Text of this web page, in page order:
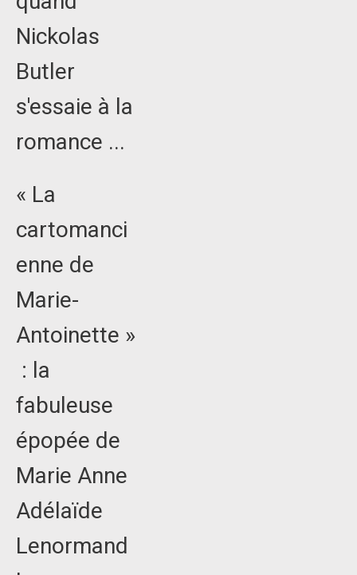
Nickolas
Butler
s'essaie à la
romance ...
« La
cartomanci
enne de
Marie-
Antoinette »
: la
fabuleuse
épopée de
Marie Anne
Adélaïde
Lenormand